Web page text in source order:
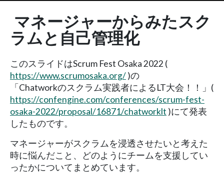
マネージャーからみたスク
ラムと自己管理化
このスライドはScrum Fest Osaka 2022 (
https://www.scrumosaka.org/)の
「Chatworkのスクラム実践者によるLT大会！！」(
https://confengine.com/conferences/scrum-fest-
osaka-2022/proposal/16871/chatworklt )にて発表
したものです。
マネージャーがスクラムを浸透させたいと考えた
時に悩んだこと、どのようにチームを支援してい
ったかについてまとめています。